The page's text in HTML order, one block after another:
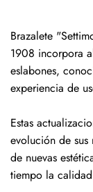
Brazalete
1908 incorpora
eslabones,
experiencia de
Estas
evolución de
de nuevas
tiempo la